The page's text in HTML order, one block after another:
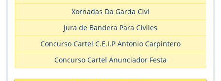
Xornadas Da Garda Civl
Jura de Bandera Para Civiles
Concurso Cartel C.E.I.P Antonio Carpintero
Concurso Cartel Anunciador Festa